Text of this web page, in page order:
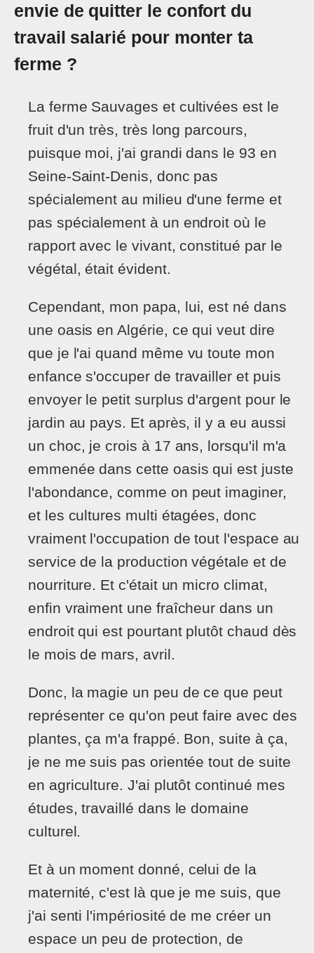
envie de quitter le confort du
travail salarié pour monter ta
ferme ?
La ferme Sauvages et cultivées est le
fruit d'un très, très long parcours,
puisque moi, j'ai grandi dans le 93 en
Seine-Saint-Denis, donc pas
spécialement au milieu d'une ferme et
pas spécialement à un endroit où le
rapport avec le vivant, constitué par le
végétal, était évident.
Cependant, mon papa, lui, est né dans
une oasis en Algérie, ce qui veut dire
que je l'ai quand même vu toute mon
enfance s'occuper de travailler et puis
envoyer le petit surplus d'argent pour le
jardin au pays. Et après, il y a eu aussi
un choc, je crois à 17 ans, lorsqu'il m'a
emmenée dans cette oasis qui est juste
l'abondance, comme on peut imaginer,
et les cultures multi étagées, donc
vraiment l'occupation de tout l'espace au
service de la production végétale et de
nourriture. Et c'était un micro climat,
enfin vraiment une fraîcheur dans un
endroit qui est pourtant plutôt chaud dès
le mois de mars, avril.
Donc, la magie un peu de ce que peut
représenter ce qu'on peut faire avec des
plantes, ça m'a frappé. Bon, suite à ça,
je ne me suis pas orientée tout de suite
en agriculture. J'ai plutôt continué mes
études, travaillé dans le domaine
culturel.
Et à un moment donné, celui de la
maternité, c'est là que je me suis, que
j'ai senti l'impériosité de me créer un
espace un peu de protection, de